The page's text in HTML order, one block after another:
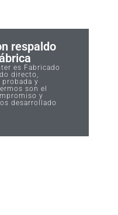
respaldo
es Fabricado
directo,
y
son el
y
desarrollado